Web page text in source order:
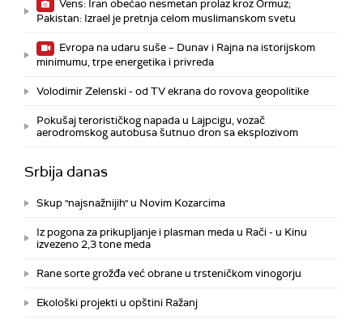
Vens: Iran obećao nesmetan prolaz kroz Ormuz;
Pakistan: Izrael je pretnja celom muslimanskom svetu
Evropa na udaru suše – Dunav i Rajna na istorijskom
minimumu, trpe energetika i privreda
Volodimir Zelenski - od TV ekrana do rovova geopolitike
Pokušaj terorističkog napada u Lajpcigu, vozač
aerodromskog autobusa šutnuo dron sa eksplozivom
Srbija danas
Skup "najsnažnijih" u Novim Kozarcima
Iz pogona za prikupljanje i plasman meda u Rači - u Kinu
izvezeno 2,3 tone meda
Rane sorte grožđa već obrane u trsteničkom vinogorju
Ekološki projekti u opštini Ražanj